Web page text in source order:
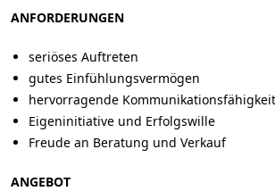
ANFORDERUNGEN
seriöses Auftreten
gutes Einfühlungsvermögen
hervorragende
Eigeninitiative und Erfolgswille
Freude an Beratung und Verkauf
ANGEBOT